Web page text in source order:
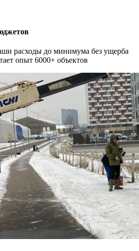
расходы до минимума без ущерба
опыт 6000+ объектов